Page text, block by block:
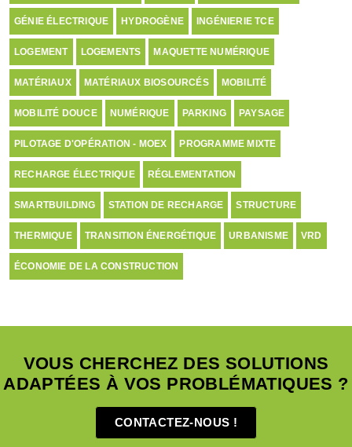
GÉNIE ÉLECTRIQUE HYDROGÈNE INGÉNIERIE TCE
LOGEMENT LOGEMENTS MAQUETTE NUMÉRIQUE
MATÉRIAUX MATÉRIAUX BIOSOURCÉS MOBILITÉ
MOBILITÉ DOUCE NUMÉRIQUE PARKING PAYSAGE
PILOTAGE D'OPÉRATION - MOEX PROGRAMME MIXTE
RECHARGE ÉLECTRIQUE RÉGLEMENTATION
SMARTBUILDING STATION DE RECHARGE STRUCTURE
THERMIQUE TRANSITION ÉNERGÉTIQUE URBANISME VRD
ÉCONOMIE DE LA CONSTRUCTION
VOUS CHERCHEZ DES SOLUTIONS
ADAPTÉES À VOS PROBLÉMATIQUES ?
CONTACTEZ-NOUS !